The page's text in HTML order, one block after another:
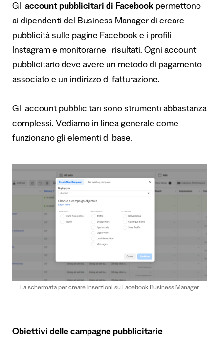
Gli account pubblicitari di Facebook permettono
ai dipendenti del Business Manager di creare
pubblicità sulle pagine Facebook e i profili
Instagram e monitorarne i risultati. Ogni account
pubblicitario deve avere un metodo di pagamento
associato e un indirizzo di fatturazione.
Gli account pubblicitari sono strumenti abbastanza
complessi. Vediamo in linea generale come
funzionano gli elementi di base.
La schermata per creare inserzioni su Facebook Business Manager
Obiettivi delle campagne pubblicitarie